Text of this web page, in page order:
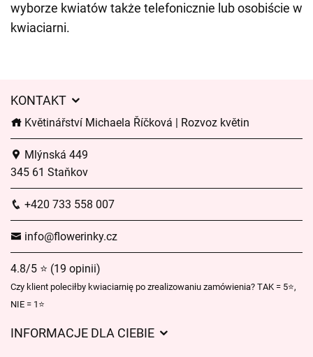
wyborze kwiatów także telefonicznie lub osobiście w
kwiaciarni.
KONTAKT
Květinářství Michaela Říčková | Rozvoz květin
Mlýnská 449
345 61 Staňkov
+420 733 558 007
info@flowerinky.cz
4.8/5 ⭐ (19 opinii)
Czy klient poleciłby kwiaciarnię po zrealizowaniu zamówienia? TAK = 5⭐,
NIE = 1⭐
INFORMACJE DLA CIEBIE